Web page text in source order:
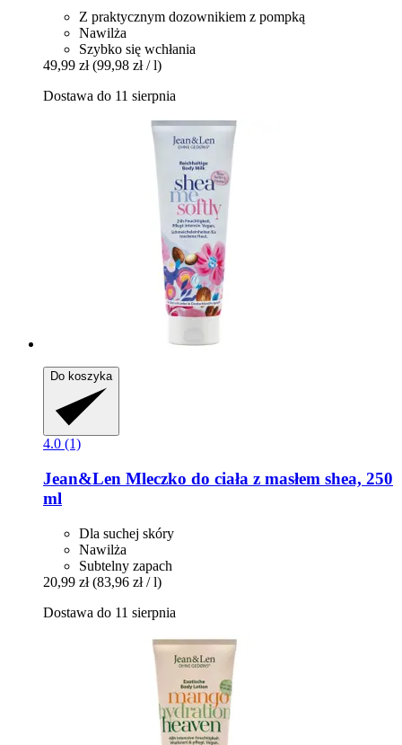
Z praktycznym dozownikiem z pompką
Nawilża
Szybko się wchłania
49,99 zł (99,98 zł / l)
Dostawa do 11 sierpnia
Do koszyka
4.0 (1)
Jean&Len Mleczko do ciała z masłem shea, 250
ml
Dla suchej skóry
Nawilża
Subtelny zapach
20,99 zł (83,96 zł / l)
Dostawa do 11 sierpnia